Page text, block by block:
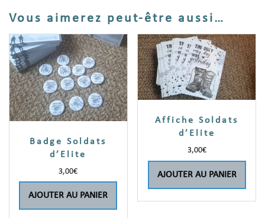
Vous aimerez peut-être aussi…
Badge Soldats
d’Elite
3,00€
AJOUTER AU PANIER
Affiche Soldats
d’Elite
3,00€
AJOUTER AU PANIER